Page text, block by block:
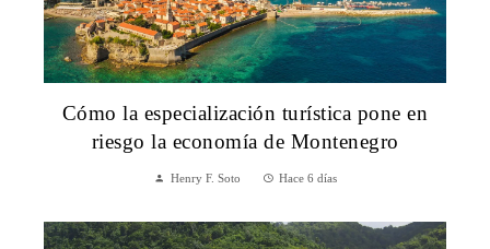
Cómo la especialización turística pone en
riesgo la economía de Montenegro
Henry F. Soto Hace 6 días